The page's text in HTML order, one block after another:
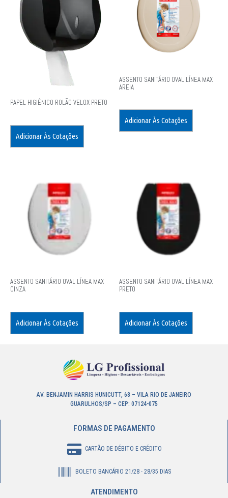
PAPEL HIGIÊNICO ROLÃO VELOX PRETO
Adicionar Às Cotações
ASSENTO SANITÁRIO OVAL LÍNEA MAX
AREIA
Adicionar Às Cotações
ASSENTO SANITÁRIO OVAL LÍNEA MAX
CINZA
Adicionar Às Cotações
ASSENTO SANITÁRIO OVAL LÍNEA MAX
PRETO
Adicionar Às Cotações
AV. BENJAMIN HARRIS HUNICUTT, 68 – VILA RIO DE JANEIRO
GUARULHOS/SP – CEP: 07124-075
FORMAS DE PAGAMENTO
CARTÃO DE DÉBITO E CRÉDITO
BOLETO BANCÁRIO 21/28 - 28/35 DIAS
ATENDIMENTO